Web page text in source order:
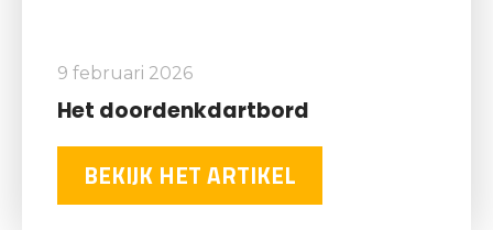
9 februari 2026
Het doordenkdartbord
BEKIJK HET ARTIKEL